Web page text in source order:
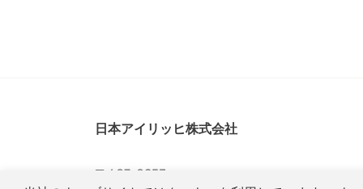
日本アイリッヒ株式会社
〒467-0853